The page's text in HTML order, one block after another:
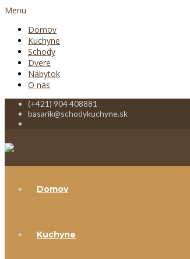
Menu
Domov
Kuchyne
Schody
Dvere
Nábytok
O nás
(+421) 904 408881
basarik@schodykuchyne.sk
Domov
Kuchyne